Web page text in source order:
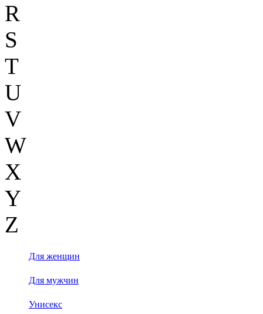
R
S
T
U
V
W
X
Y
Z
Для женщин
Для мужчин
Унисекс